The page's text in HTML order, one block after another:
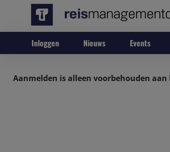
Inloggen Nieuws Events
Aanmelden is alleen voorbehouden